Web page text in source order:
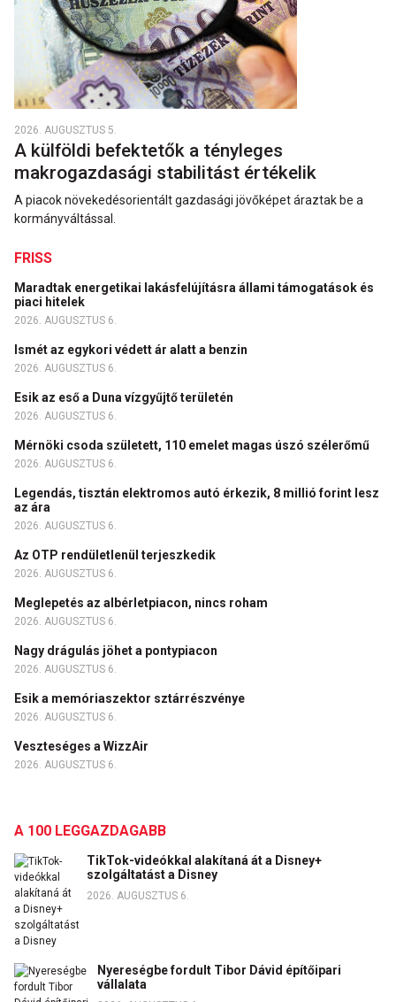
2026. AUGUSZTUS 5.
A külföldi befektetők a tényleges
makrogazdasági stabilitást értékelik
A piacok növekedésorientált gazdasági jövőképet áraztak be a
kormányváltással.
FRISS
Maradtak energetikai lakásfelújításra állami támogatások és
piaci hitelek
2026. AUGUSZTUS 6.
Ismét az egykori védett ár alatt a benzin
2026. AUGUSZTUS 6.
Esik az eső a Duna vízgyűjtő területén
2026. AUGUSZTUS 6.
Mérnöki csoda született, 110 emelet magas úszó szélerőmű
2026. AUGUSZTUS 6.
Legendás, tisztán elektromos autó érkezik, 8 millió forint lesz
az ára
2026. AUGUSZTUS 6.
Az OTP rendületlenül terjeszkedik
2026. AUGUSZTUS 6.
Meglepetés az albérletpiacon, nincs roham
2026. AUGUSZTUS 6.
Nagy drágulás jöhet a pontypiacon
2026. AUGUSZTUS 6.
Esik a memóriaszektor sztárrészvénye
2026. AUGUSZTUS 6.
Veszteséges a WizzAir
2026. AUGUSZTUS 6.
A 100 LEGGAZDAGABB
TikTok-videókkal alakítaná át a Disney+
szolgáltatást a Disney
2026. AUGUSZTUS 6.
Nyereségbe fordult Tibor Dávid építőipari
vállalata